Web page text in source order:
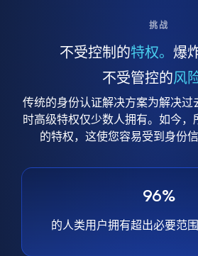
挑战
不受控制的特权。 爆
不受管控的风
传统的身份认证解决方案为解决过
时高级特权仅少数人拥有。如今，
的特权，这使您容易受到身份
96%
的人类用户拥有超出必要范